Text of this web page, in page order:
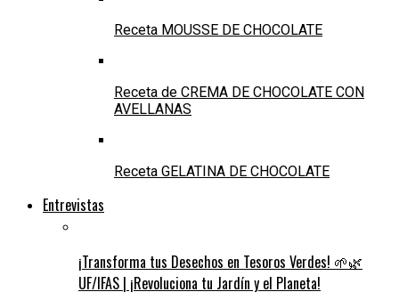
Receta MOUSSE DE CHOCOLATE
Receta de CREMA DE CHOCOLATE CON
AVELLANAS
Receta GELATINA DE CHOCOLATE
Entrevistas
¡Transforma tus Desechos en Tesoros Verdes! 🌱🌿
UF/IFAS | ¡Revoluciona tu Jardín y el Planeta!